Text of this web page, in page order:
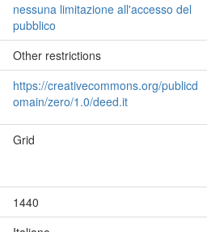
nessuna limitazione all'accesso del
pubblico
Other restrictions
https://creativecommons.org/publicd
omain/zero/1.0/deed.it
Grid
1440